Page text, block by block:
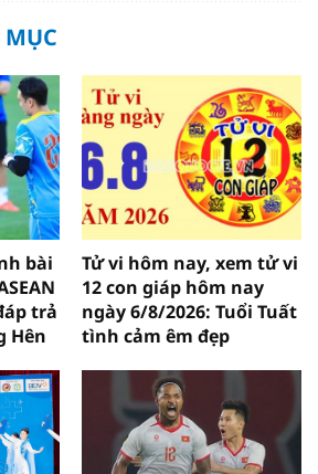
MỤC
bài
trả
Hên
Tử vi hôm nay, xem tử vi
12 con giáp hôm nay
ngày 6/8/2026: Tuổi Tuất
tình cảm êm đẹp